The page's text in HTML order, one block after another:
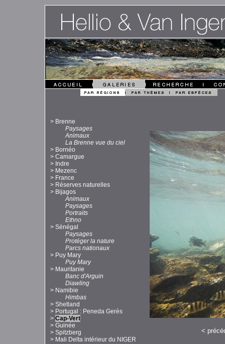
> Brenne
Paysages
Animaux
La Brenne vue du ciel
> Bornéo
> Camargue
> Indre
> Mezenc
> France
> Réserves naturelles
> Bijagos
Animaux
Paysages
Portraits
Ethno
> Sénégal
Paysages
Protéger la nature
Parcs nationaux
> Puy Mary
Puy Mary
> Mauritanie
Banc d'Arguin
Diawling
> Namibie
Himbas
> Shetland
> Portugal : Peneda Gerès
> Cap-Vert
> Guinée
> Spitzberg
> Mali Delta intérieur du NIGER
<